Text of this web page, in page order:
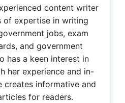
content writer
of expertise in writing
jobs, exam
and government
has a keen interest in
her experience and in-
creates informative and
for readers.